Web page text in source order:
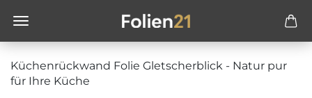
Küchenrückwand Folie Gletscherblick - Natur pur
für Ihre Küche